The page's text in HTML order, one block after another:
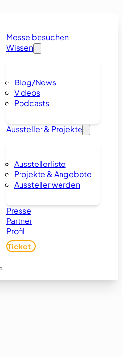
Messe besuchen
Wissen
Blog/News
Videos
Podcasts
Aussteller & Projekte
Ausstellerliste
Projekte & Angebote
Aussteller werden
Presse
Partner
Profil
Ticket